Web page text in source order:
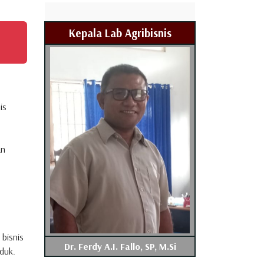
Kepala Lab Agribisnis
Dr. Ferdy A.I. Fallo, SP, M.Si